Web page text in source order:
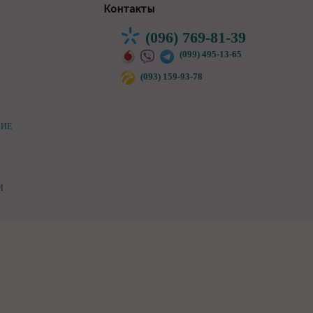
Контакты
(096) 769-81-39
(099) 495-13-65
(093) 159-93-78